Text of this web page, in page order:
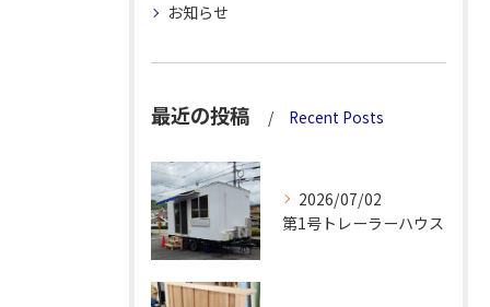
お知らせ
最近の投稿 Recent Posts
2026/07/02
第1号トレーラーハウス